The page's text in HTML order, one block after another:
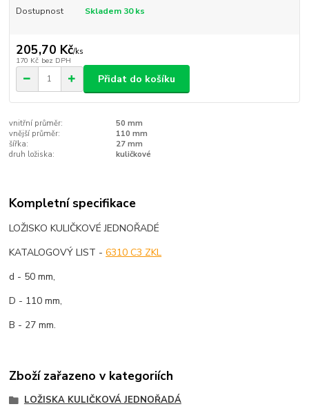
Dostupnost Skladem 30 ks
205,70 Kč/ks
170 Kč bez DPH
Přidat do košíku
vnitřní průměr:
50 mm
vnější průměr:
110 mm
šířka:
27 mm
druh ložiska:
kuličkové
Kompletní specifikace
LOŽISKO KULIČKOVÉ JEDNOŘADÉ
KATALOGOVÝ LIST -6310 C3 ZKL
d - 50 mm,
D - 110 mm,
B - 27 mm.
Zboží zařazeno v kategoriích
LOŽISKA KULIČKOVÁ JEDNOŘADÁ